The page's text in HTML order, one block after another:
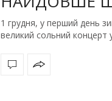
1 грудня, у перший день
великий сольний концерт